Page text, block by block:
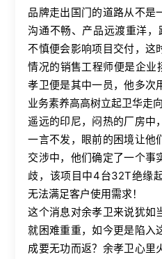
品牌走出国门的道路从不是
沟通不畅、产品远渡重洋
不慎便会影响项目交付，这
情况的销售工程师便是企业
孝卫便是其中一员，他多次
业务素养高高树立起卫华
遥远的印尼，闷热的厂房中
一言不发，眼前的困境让他
交涉中，他们确定了一个
歧，该项目中4台32T绝缘
无法满足客户使用需求！
这个消息对余孝卫来说犹如
就困难重重，如今更是陷入
成要无功而返？余孝卫心里